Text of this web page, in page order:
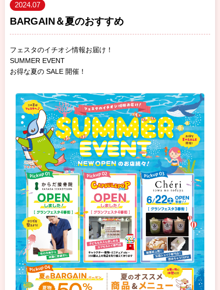
2024.07
BARGAIN＆夏のおすすめ
フェスタのイチオシ情報お届け！
SUMMER EVENT
お得な夏の SALE 開催！